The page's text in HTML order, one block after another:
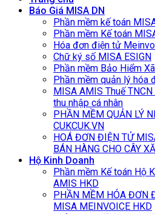
Báo Giá MISA DN
Phần mềm kế toán
Phần mềm Kế toán
Hóa đơn điện tử
Chữ ký số MISA ESIGN
Phần mềm Bảo Hiểm
Phần mềm quản lý hóa
MISA AMIS Thuế
thu nhập cá nhân
PHẦN MỀM QUẢN LÝ
CUKCUK.VN
HOÁ ĐƠN ĐIỆN TỬ
BÁN HÀNG CHO CÂY
Hộ Kinh Doanh
Phần mềm Kế toán Hộ
AMIS HKD
PHẦN MỀM HÓA ĐƠN
MISA MEINVOICE HKD